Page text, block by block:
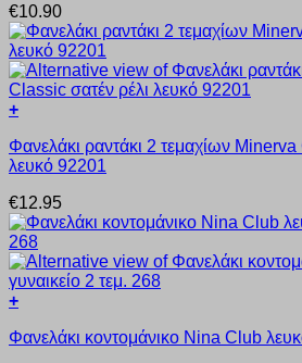
στη
σελίδα
του
προϊόντος
έχει
πολλαπλές
παραλλαγές.
Οι
επιλογές
μπορούν
επιλεγούν
στη
του
προϊόντος
€10.90
+
το
προϊόν
πολλαπλές
παραλλαγές.
Οι
επιλογές
μπορούν
να
στη
Φανελάκι ραντάκι 2 τεμαχίων
λευκό 92201
€12.95
+
το
Φανελάκι κοντομάνικο Nina Club